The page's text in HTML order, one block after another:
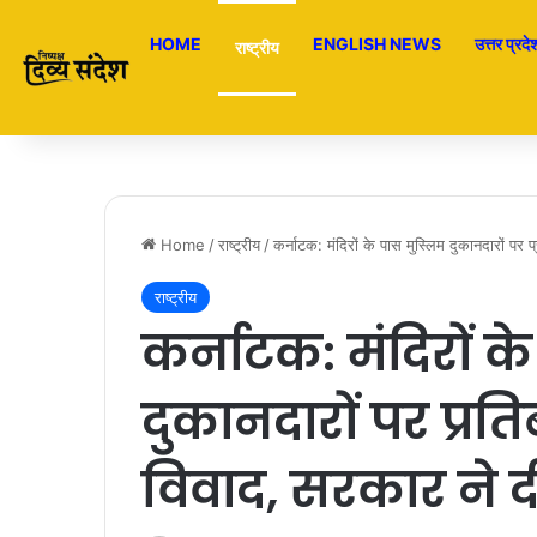
HOME राष्ट्रीय ENGLISH NEWS उत्तर
Home /राष्ट्रीय /कर्नाटक: मंदिरों के पास मुस्लिम दुकानदारों पर
राष्ट्रीय
कर्नाटक: मंदिरों
दुकानदारों पर
विवाद, सरकार ने